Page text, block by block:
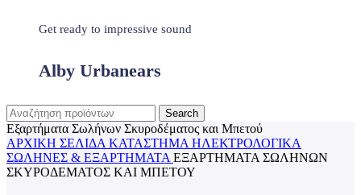
Get ready to impressive sound
Alby Urbanears
Search
Εξαρτήματα Σωλήνων Σκυροδέματος και Μπετού
ΑΡΧΙΚΉ ΣΕΛΊΔΑ ΚΑΤΆΣΤΗΜΑ ΗΛΕΚΤΡΟΛΟΓΙΚΆ
ΣΩΛΉΝΕΣ & ΕΞΑΡΤΉΜΑΤΑ ΕΞΑΡΤΉΜΑΤΑ ΣΩΛΉΝΩΝ
ΣΚΥΡΟΔΈΜΑΤΟΣ ΚΑΙ ΜΠΕΤΟΎ